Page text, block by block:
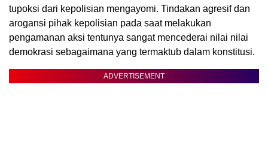
tupoksi dari kepolisian mengayomi. Tindakan agresif dan
arogansi pihak kepolisian pada saat melakukan
pengamanan aksi tentunya sangat mencederai nilai nilai
demokrasi sebagaimana yang termaktub dalam konstitusi.
ADVERTISEMENT